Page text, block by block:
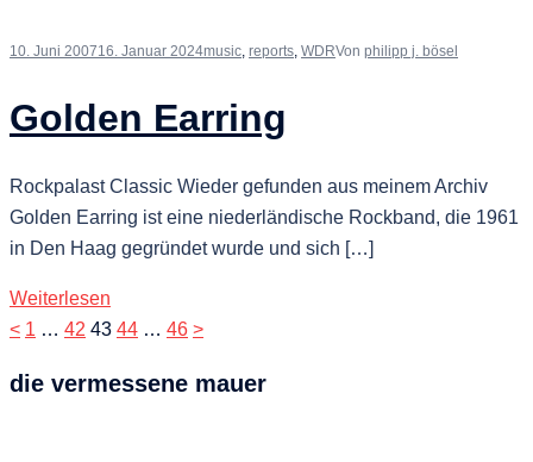
10. Juni 200716. Januar 2024music, reports, WDRVon philipp j. bösel
Golden Earring
Rockpalast Classic Wieder gefunden aus meinem Archiv
Golden Earring ist eine niederländische Rockband, die 1961
in Den Haag gegründet wurde und sich […]
Weiterlesen
Seitennummerierung
Beiträge
< 1 … 42 43 44 … 46 >
die vermessene mauer